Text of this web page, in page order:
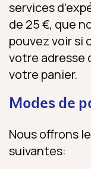
services
de 25 €, que
pouvez voir si
votre adresse
votre panier.
Modes de
Nous offrons
suivantes: